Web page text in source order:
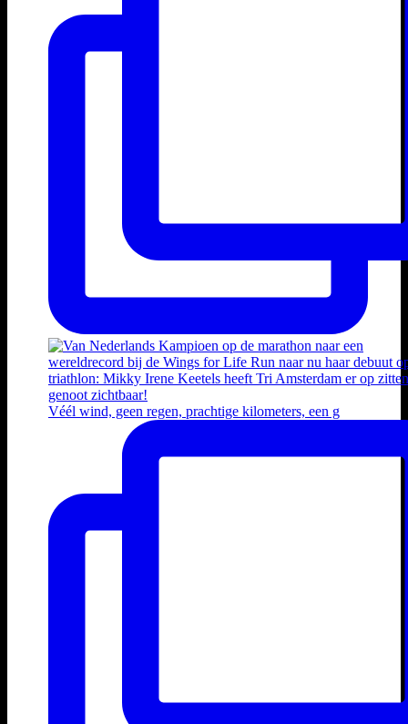
Véél wind, geen regen, prachtige kilometers, een g